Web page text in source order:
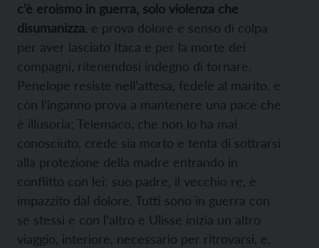
c’è eroismo in guerra, solo violenza che
disumanizza , e prova dolore e senso di colpa
per aver lasciato Itaca e per la morte dei
compagni, ritenendosi indegno di tornare.
Penelope resiste nell’attesa, fedele al marito, e
con l’inganno prova a mantenere una pace che
è illusoria; Telemaco, che non lo ha mai
conosciuto, crede sia morto e tenta di sottrarsi
alla protezione della madre entrando in
conflitto con lei; suo padre, il vecchio re, è
impazzito dal dolore. Tutti sono in guerra con
se stessi e con l’altro e Ulisse inizia un altro
viaggio, interiore, necessario per ritrovarsi, e,